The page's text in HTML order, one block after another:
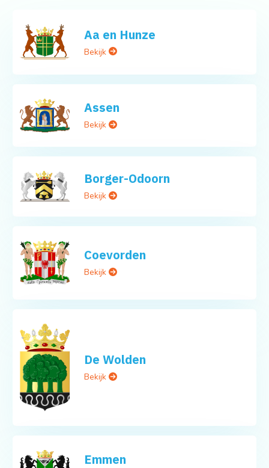
Aa en Hunze
Bekijk
Assen
Bekijk
Borger-Odoorn
Bekijk
Coevorden
Bekijk
De Wolden
Bekijk
Emmen